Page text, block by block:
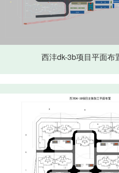
西沣dk-3b项目平面布